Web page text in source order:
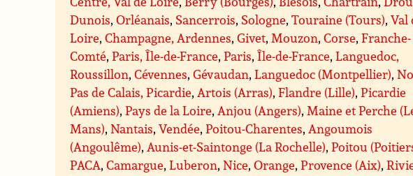
Dunois,Orléanais, Sancerrois, Sologne,Touraine (Tours),Val
Loire,Champagne, Ardennes,Givet, Mouzon,Corse,Franche-
Comté,Paris, Île-de-France,Paris,Île-de-France,Languedoc,
Roussillon,Cévennes,Gévaudan,Languedoc (Montpellier),
Pas de Calais, Picardie, Artois (Arras),Flandre (Lille),Picardie
(Amiens),Pays de la Loire, Anjou (Angers), Maine et Perche
Mans),Nantais,Vendée,Poitou-Charentes, Angoumois
(Angoulême), Aunis-et-Saintonge (La Rochelle),Poitou
PACA,Camargue,Luberon,Nice,Orange,Provence (Aix),